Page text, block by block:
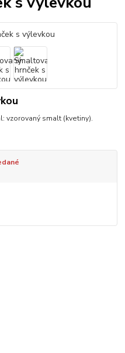
vzorovaný smalt (kvetiny).